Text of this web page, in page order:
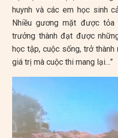
huynh và các em học sinh
Nhiều gương mặt được
trưởng thành đạt được
học tập, cuộc sống, trở
giá trị mà cuộc thi mang lại…”